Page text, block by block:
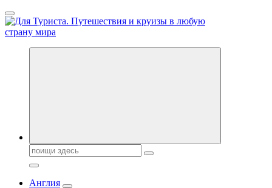
Перейти
к
содержанию
Новости туризма, куда поехать на отдых, где провести отпуск.
Поиск:
Англия